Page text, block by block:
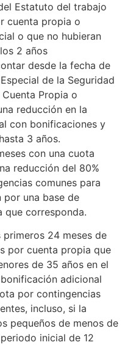
Estatuto del trabajo
cuenta propia o
o que no hubieran
2 años
desde la fecha de
de la Seguridad
Propia o
reducción en la
con bonificaciones y
3 años.
con una cuota
reducción del 80%
comunes para
por una base de
que corresponda.
24 meses de
por cuenta propia que
de 35 años en el
adicional
por contingencias
incluso, si la
pequeños de menos de
inicial de 12